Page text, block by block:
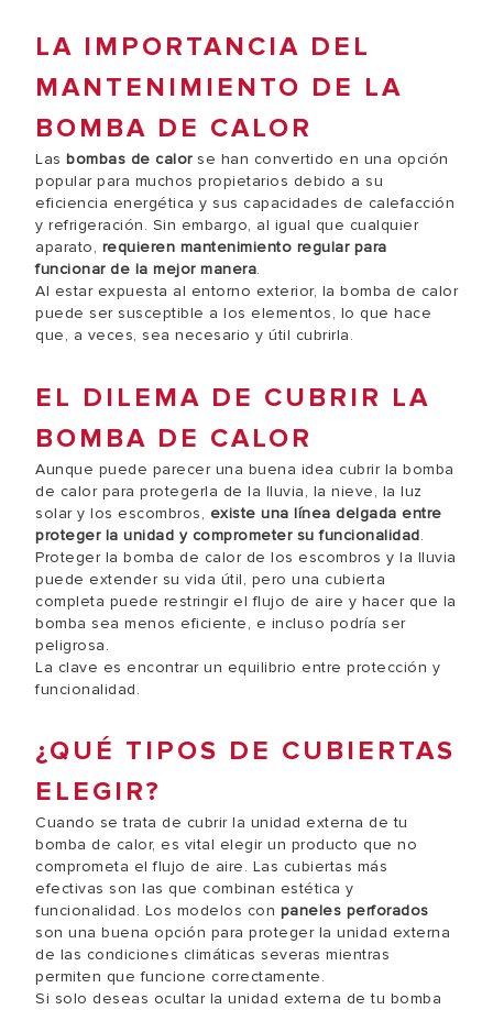
LA IMPORTANCIA DEL
MANTENIMIENTO DE LA
BOMBA DE CALOR
Las bombas de calorse han convertido en una opción
popular para muchos propietarios debido a su
eficiencia energética y sus capacidades de calefacción
y refrigeración. Sin embargo, al igual que cualquier
aparato, requieren mantenimiento regular para
funcionar de la mejor manera.
Al estar expuesta al entorno exterior, la bomba de calor
puede ser susceptible a los elementos, lo que hace
que, a veces, sea necesario y útil cubrirla.
EL DILEMA DE CUBRIR LA
BOMBA DE CALOR
Aunque puede parecer una buena idea cubrir la bomba
de calor para protegerla de la lluvia, la nieve, la luz
solar y los escombros, existe una línea delgada entre
proteger la unidad y comprometer su funcionalidad.
Proteger la bomba de calor de los escombros y la lluvia
puede extender su vida útil, pero una cubierta
completa puede restringir el flujo de aire y hacer que la
bomba sea menos eficiente, e incluso podría ser
peligrosa.
La clave es encontrar un equilibrio entre protección y
funcionalidad.
¿QUÉ TIPOS DE CUBIERTAS
ELEGIR?
Cuando se trata de cubrir la unidad externa de tu
bomba de calor, es vital elegir un producto que no
comprometa el flujo de aire. Las cubiertas más
efectivas son las que combinan estética y
funcionalidad. Los modelos con paneles perforados
son una buena opción para proteger la unidad externa
de las condiciones climáticas severas mientras
permiten que funcione correctamente.
Si solo deseas ocultar la unidad externa de tu bomba